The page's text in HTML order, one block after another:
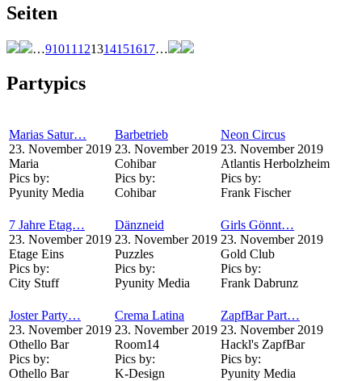
Seiten
…91011 121314151617…
Partypics
Marias Satur…
23. November 2019
Maria
Pics by:
Pyunity Media
Barbetrieb
23. November 2019
Cohibar
Pics by:
Cohibar
Neon Circus
23. November 2019
Atlantis Herbolzheim
Pics by:
Frank Fischer
7 Jahre Etag…
23. November 2019
Etage Eins
Pics by:
City Stuff
Dänzneid
23. November 2019
Puzzles
Pics by:
Pyunity Media
Girls Gönnt…
23. November 2019
Gold Club
Pics by:
Frank Dabrunz
Joster Party…
23. November 2019
Othello Bar
Pics by:
Othello Bar
Crema Latina
23. November 2019
Room14
Pics by:
K-Design
ZapfBar Part…
23. November 2019
Hackl's ZapfBar
Pics by:
Pyunity Media